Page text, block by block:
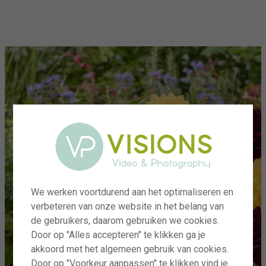
We werken voortdurend aan het optimaliseren en
verbeteren van onze website in het belang van
de gebruikers, daarom gebruiken we cookies.
Door op "Alles accepteren" te klikken ga je
akkoord met het algemeen gebruik van cookies.
Door op "Voorkeur aanpassen" te klikken vind je